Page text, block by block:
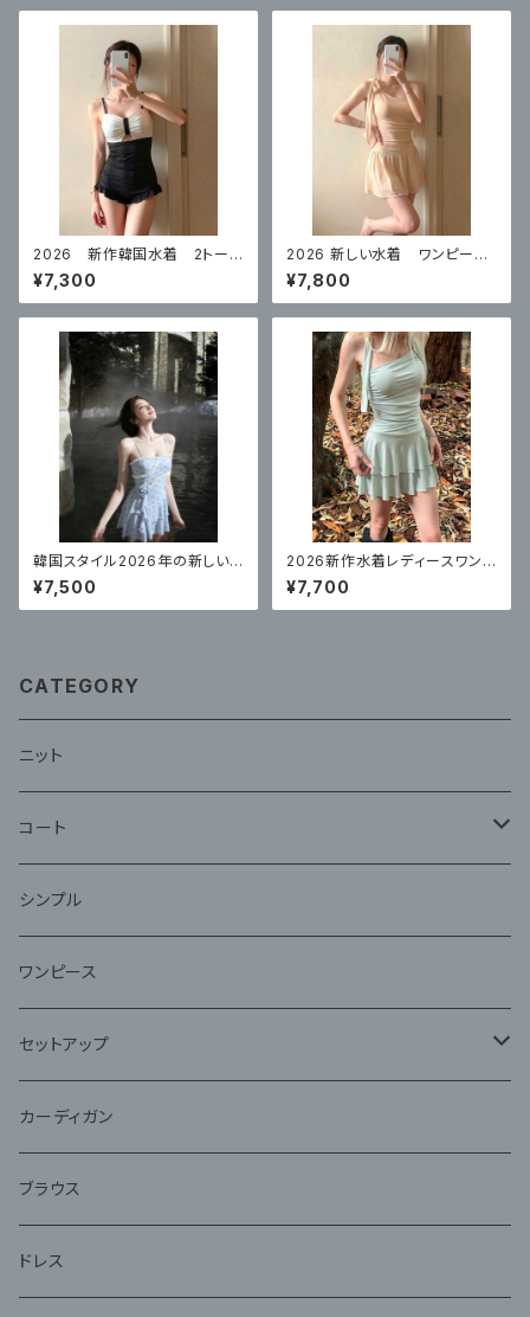
2026 新作韓国水着 2トーン
スタイル 体型カバー
¥7,300
2026 新しい水着 ワンピース
スカートスタイルコンサバティ
ブ ハイエンド 体型カバー
¥7,800
韓国スタイル2026年の新しい
女性用水着、ハイエンドワンピ
ース温泉コンサバスカートスタイ
ルサスペンダー
¥7,500
2026新作水着レディースワンピ
ーススカートスタイル高級で美し
いリゾート水着ミントブルー 体
型カバー
¥7,700
CATEGORY
ニット
コート
ファー
シンプル
ワンピース
セットアップ
ジャケット
アンサンブル
カーディガン
ブラウス
ドレス